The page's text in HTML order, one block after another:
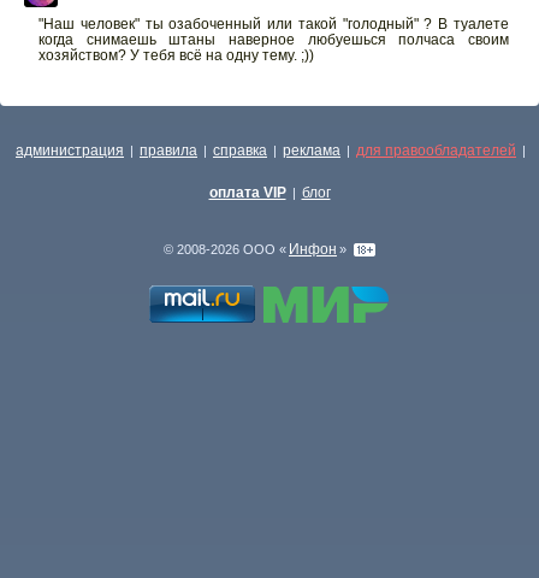
"Наш человек" ты озабоченный или такой "голодный" ? В туалете
когда снимаешь штаны наверное любуешься полчаса своим
хозяйством? У тебя всё на одну тему. ;))
администрация | правила | справка | реклама | для правообладателей |
оплата VIP | блог
© 2008-2026 ООО « Инфон »